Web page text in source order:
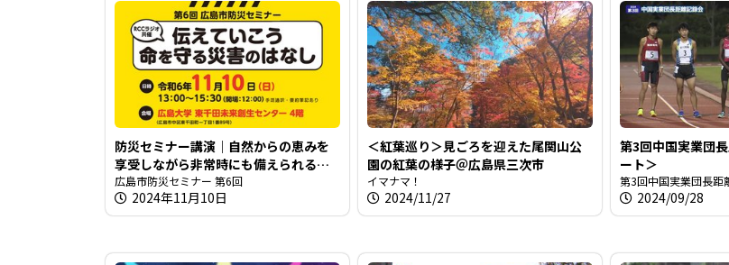
防災セミナー講演｜自然からの恵みを
享受しながら非常時にも備えられるよ
うに【広島市防災セミナー】
広島市防災セミナー 第6回
2024年11月10日
＜紅葉巡り＞見ごろを迎えた尾関山公
園の紅葉の様子＠広島県三次市
イマナマ！
2024/11/27
第3回中国実業団
ート＞
第3回中国実業団長距
2024/09/28